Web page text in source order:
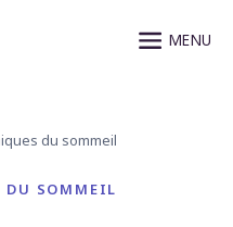
du sommeil
DU SOMMEIL